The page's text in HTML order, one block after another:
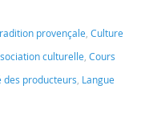
provençale, Culture
culturelle, Cours
des producteurs, Langue